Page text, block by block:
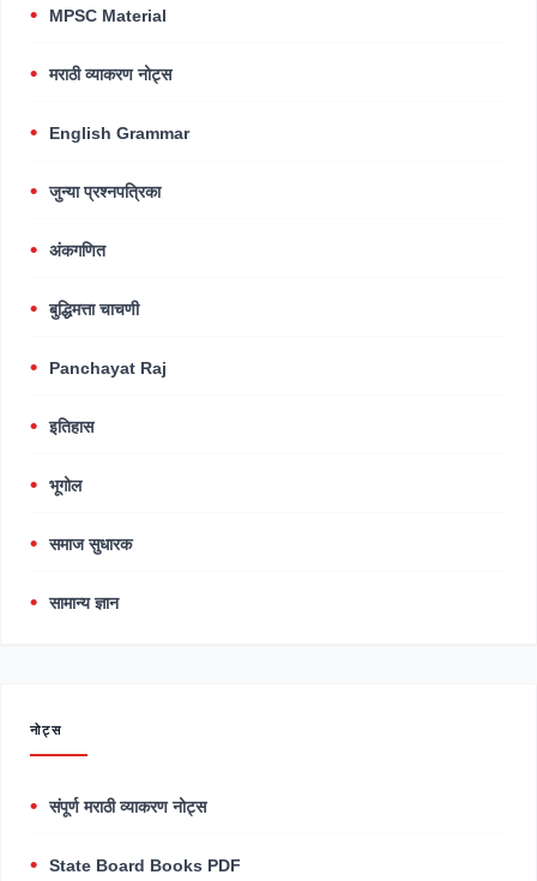
MPSC Material
मराठी व्याकरण नोट्स
English Grammar
जुन्या प्रश्नपत्रिका
अंकगणित
बुद्धिमत्ता चाचणी
Panchayat Raj
इतिहास
भूगोल
समाज सुधारक
सामान्य ज्ञान
नोट्स
संपूर्ण मराठी व्याकरण नोट्स
State Board Books PDF